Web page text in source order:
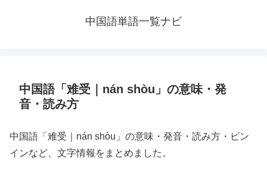
中国語単語一覧ナビ
中国語「难受｜nán shòu」の意味・発
音・読み方
中国語「难受｜nán shòu」の意味・発音・読み方・ピン
インなど、文字情報をまとめました。